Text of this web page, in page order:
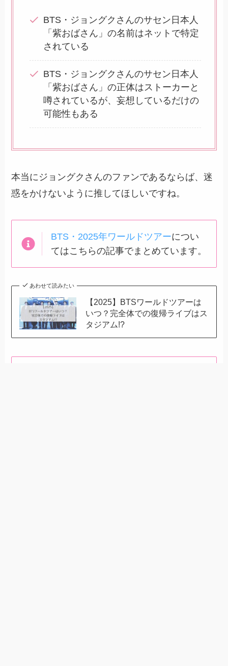
BTS・ジョングクさんのサセン日本人
「紫おばさん」の名前はネットで特定
されている
BTS・ジョングクさんのサセン日本人
「紫おばさん」の正体はストーカーと
噂されているが、妄想しているだけの
可能性もある
本当にジョングクさんのファンであるならば、迷
惑をかけないように推してほしいですね。
BTS・2025年ワールドツアーについ
てはこちらの記事でまとめています。
あわせて読みたい
【2025】BTSワールドツアーは
いつ？完全体での復帰ライブはス
タジアム!?